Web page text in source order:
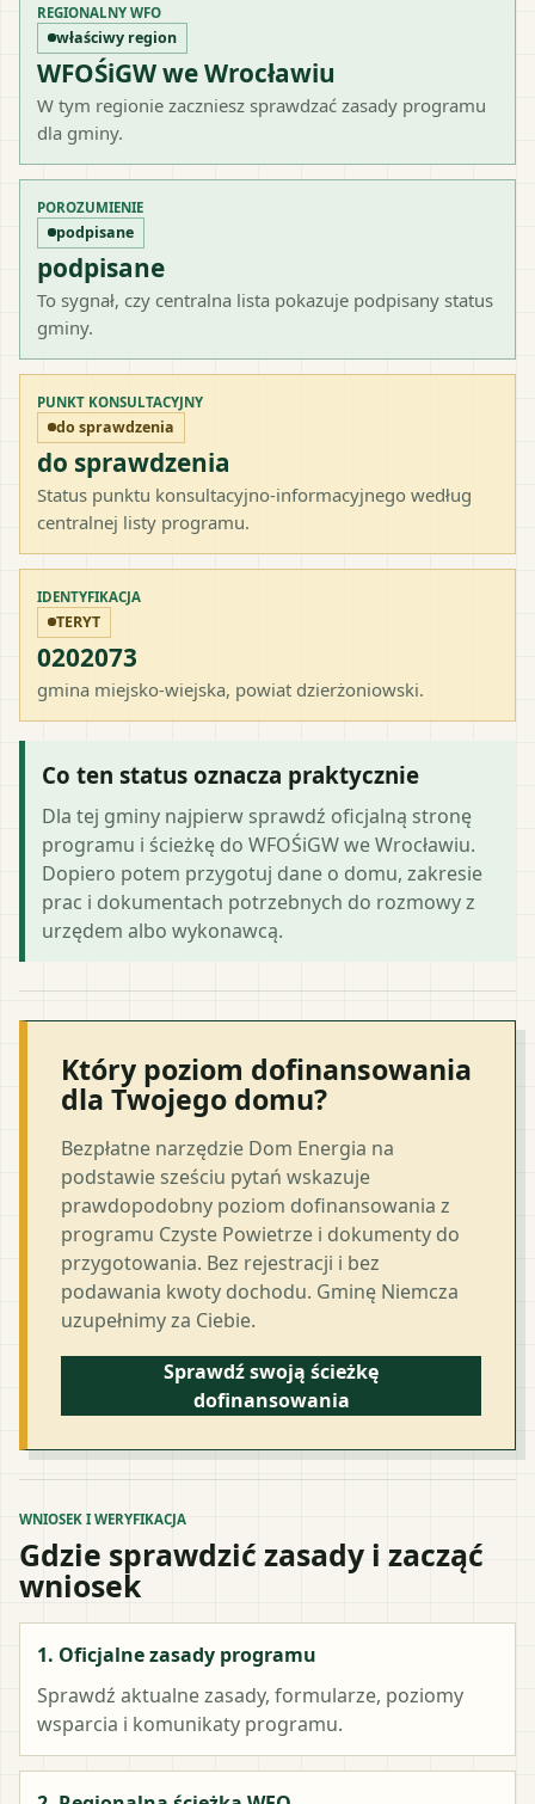
REGIONALNY WFO
właściwy region
WFOŚiGW we Wrocławiu
W tym regionie zaczniesz sprawdzać zasady programu
dla gminy.
POROZUMIENIE
podpisane
podpisane
To sygnał, czy centralna lista pokazuje podpisany status
gminy.
PUNKT KONSULTACYJNY
do sprawdzenia
do sprawdzenia
Status punktu konsultacyjno-informacyjnego według
centralnej listy programu.
IDENTYFIKACJA
TERYT
0202073
gmina miejsko-wiejska, powiat dzierżoniowski.
Co ten status oznacza praktycznie
Dla tej gminy najpierw sprawdź oficjalną stronę
programu i ścieżkę do WFOŚiGW we Wrocławiu.
Dopiero potem przygotuj dane o domu, zakresie
prac i dokumentach potrzebnych do rozmowy z
urzędem albo wykonawcą.
Który poziom dofinansowania
dla Twojego domu?
Bezpłatne narzędzie Dom Energia na
podstawie sześciu pytań wskazuje
prawdopodobny poziom dofinansowania z
programu Czyste Powietrze i dokumenty do
przygotowania. Bez rejestracji i bez
podawania kwoty dochodu. Gminę Niemcza
uzupełnimy za Ciebie.
Sprawdź swoją ścieżkę
dofinansowania
WNIOSEK I WERYFIKACJA
Gdzie sprawdzić zasady i zacząć
wniosek
1. Oficjalne zasady programu
Sprawdź aktualne zasady, formularze, poziomy
wsparcia i komunikaty programu.